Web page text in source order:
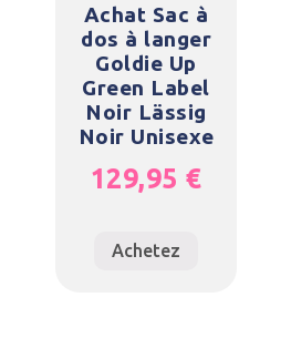
Achat Sac à
dos à langer
Goldie Up
Green Label
Noir Lässig
Noir Unisexe
129,95 €
Achetez